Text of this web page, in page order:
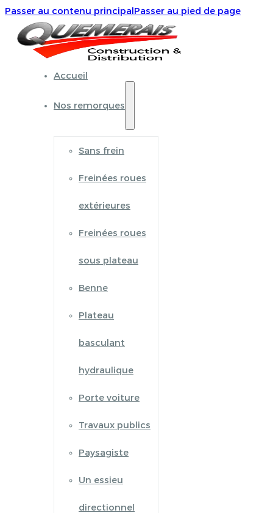
Passer au contenu principalPasser au pied de page
Accueil
Nos remorques
Sans frein
Freinées roues
extérieures
Freinées roues
sous plateau
Benne
Plateau
basculant
hydraulique
Porte voiture
Travaux publics
Paysagiste
Un essieu
directionnel